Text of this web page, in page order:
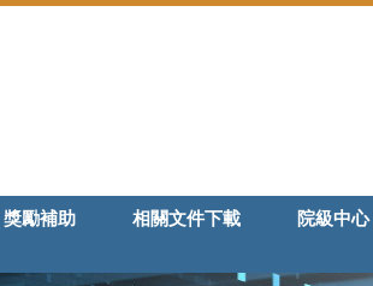
獎勵補助 相關文件下載 院級中心